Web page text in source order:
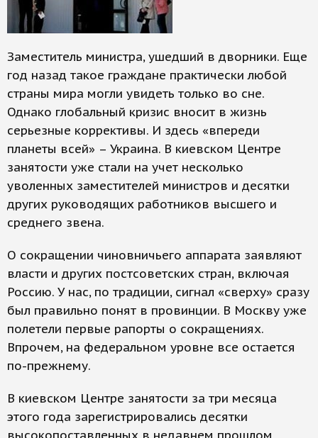
Заместитель министра, ушедший в дворники. Еще
год назад такое граждане практически любой
страны мира могли увидеть только во сне.
Однако глобальный кризис вносит в жизнь
серьезные коррективы. И здесь «впереди
планеты всей» – Украина. В киевском Центре
занятости уже стали на учет несколько
уволенных заместителей министров и десятки
других руководящих работников высшего и
среднего звена.
О сокращении чиновничьего аппарата заявляют
власти и других постсоветских стран, включая
Россию. У нас, по традиции, сигнал «сверху» сразу
был правильно понят в провинции. В Москву уже
полетели первые рапорты о сокращениях.
Впрочем, на федеральном уровне все остается
по-прежнему.
В киевском Центре занятости за три месяца
этого года зарегистрировались десятки